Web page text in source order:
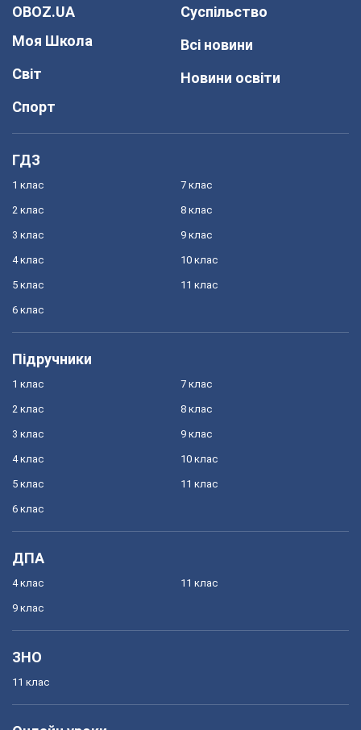
OBOZ.UA
Моя Школа
Світ
Спорт
Суспільство
Всі новини
Новини освіти
ГДЗ
1 клас
2 клас
3 клас
4 клас
5 клас
6 клас
7 клас
8 клас
9 клас
10 клас
11 клас
Підручники
1 клас
2 клас
3 клас
4 клас
5 клас
6 клас
7 клас
8 клас
9 клас
10 клас
11 клас
ДПА
4 клас
9 клас
11 клас
ЗНО
11 клас